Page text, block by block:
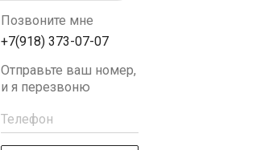
Позвоните мне
+7(918) 373-07-07
Отправьте ваш номер,
и я перезвоню
Телефон